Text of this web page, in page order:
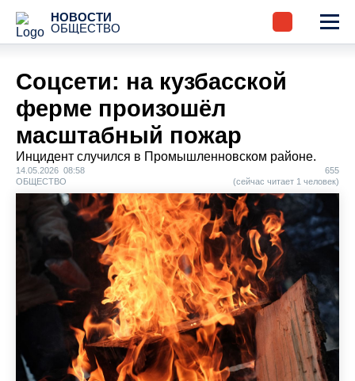
НОВОСТИ
ОБЩЕСТВО
Соцсети: на кузбасской
ферме произошёл
масштабный пожар
Инцидент случился в Промышленновском районе.
14.05.2026 08:58
ОБЩЕСТВО
655
(сейчас читает 1 человек)